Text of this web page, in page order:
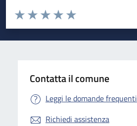
Valuta da 1 a 5 stelle la pagina
Valuta 5 stelle su 5
Valuta 4 stelle su 5
Valuta 3 stelle su 5
Valuta 2 stelle su 5
Valuta 1 stelle su 5
Contatta il comune
Leggi le domande frequenti
Richiedi assistenza